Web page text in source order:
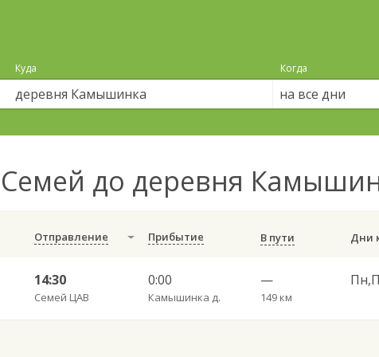
Куда Когда
на все дни
до деревня
Отправление Прибытие В пути
14:30
Семей ЦАВ
0:00
Камышинка д.
—
149 км